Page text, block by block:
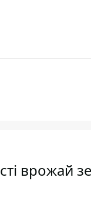
врожай